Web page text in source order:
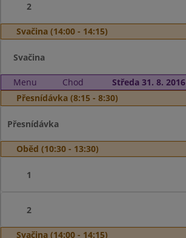
2
Svačina (14:00 - 14:15)
Svačina
Menu Chod
Středa 31. 8. 2016
Přesnídávka (8:15 - 8:30)
Přesnídávka
Oběd (10:30 - 13:30)
1
2
Svačina (14:00 - 14:15)